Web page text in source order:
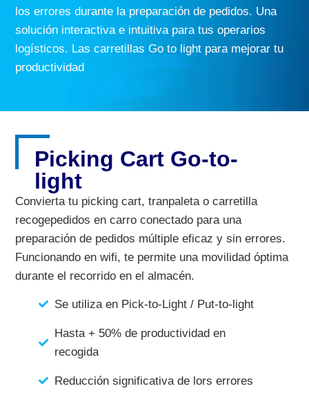
los errores durante la preparación de pedidos. Una
solución interactiva e intuitiva para tus operarios
logísticos. Las carretillas Go to light para mejorar tu
productividad
Picking Cart Go-to-
light
Convierta tu picking cart, tranpaleta o carretilla
recogepedidos en carro conectado para una
preparación de pedidos múltiple eficaz y sin errores.
Funcionando en wifi, te permite una movilidad óptima
durante el recorrido en el almacén.
Se utiliza en Pick-to-Light / Put-to-light
Hasta + 50% de productividad en
recogida
Reducción significativa de lors errores